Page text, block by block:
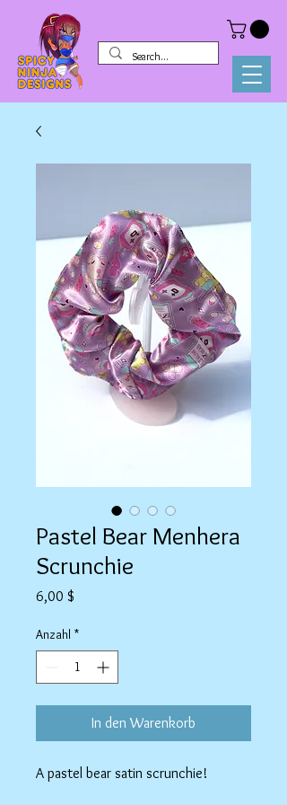
Pastel Bear Menhera
Scrunchie
6,00 $
Anzahl *
In den Warenkorb
A pastel bear satin scrunchie!